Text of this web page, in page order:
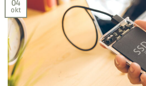
04
okt